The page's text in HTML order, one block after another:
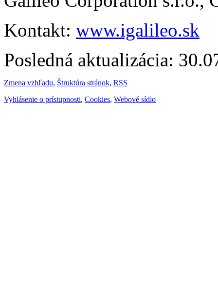
Kontakt: www.igalileo.sk
Posledná aktualizácia:
Zmena vzhľadu, Štruktúra stránok, RSS
Vyhlásenie o prístupnosti, Cookies, Webové sídlo